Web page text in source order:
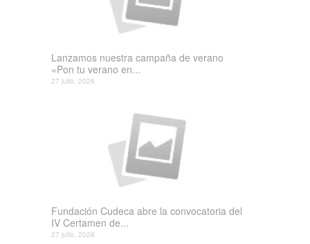
Lanzamos nuestra campaña de verano
«Pon tu verano en...
27 julio, 2026
Fundación Cudeca abre la convocatoria del
IV Certamen de...
27 julio, 2026